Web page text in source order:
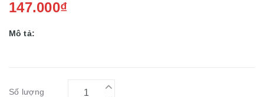
147.000₫
Mô tả:
Số lượng